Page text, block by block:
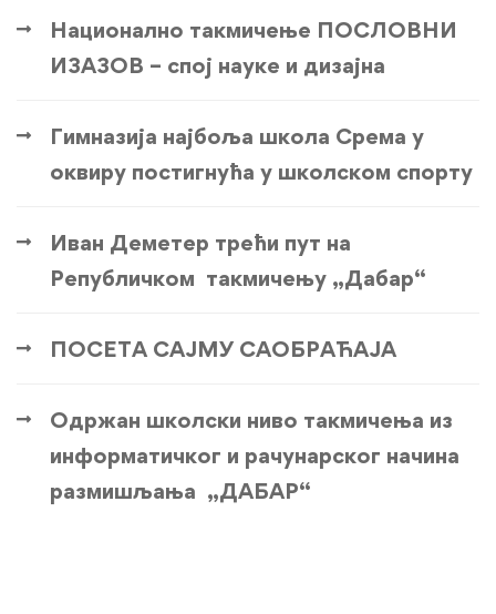
Национално такмичење ПОСЛОВНИ
ИЗАЗОВ – спој науке и дизајна
Гимназија најбоља школа Срема у
оквиру постигнућа у школском спорту
Иван Деметер трећи пут на
Републичком такмичењу „Дабар“
ПОСЕТА САЈМУ САОБРАЋАЈА
Одржан школски ниво такмичења из
информатичког и рачунарског начина
размишљања „ДАБАР“